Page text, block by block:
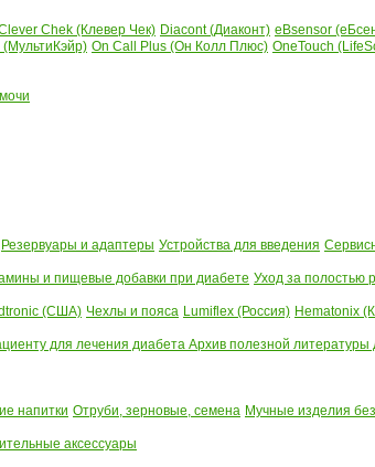
Chek (Клевер Чек) Diacont (Диаконт) eBsensor
(МультиКэйр) On Call Plus (Он Колл Плюс) OneTouch
Резервуары и адаптеры Устройства для введения
и пищевые добавки при диабете Уход за полостью
(США) Чехлы и пояса Lumiflex (Россия) Hematonix
для лечения диабета Архив полезной литературы
напитки Отруби, зерновые, семена Мучные изделия
аксессуары